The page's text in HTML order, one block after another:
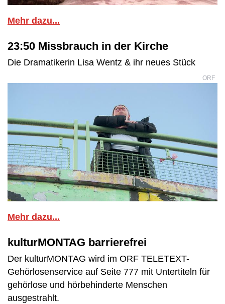
Mehr dazu...
23:50 Missbrauch in der Kirche
Die Dramatikerin Lisa Wentz & ihr neues Stück
ORF
Mehr dazu...
kulturMONTAG barrierefrei
Der kulturMONTAG wird im ORF TELETEXT-
Gehörlosenservice auf Seite 777 mit Untertiteln für
gehörlose und hörbehinderte Menschen
ausgestrahlt.